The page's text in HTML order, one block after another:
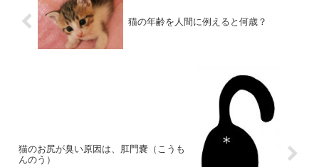
猫の年齢を人間に例えると何歳？
猫のお尻が臭い原因は、肛門嚢（こうも
んのう）